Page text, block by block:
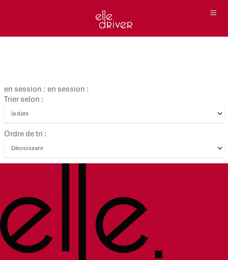
en session : en session :
Trier selon :
Ordre de tri :